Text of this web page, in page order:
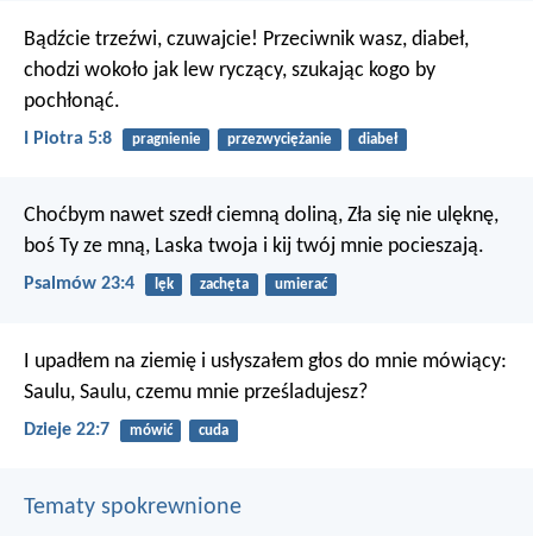
Bądźcie trzeźwi, czuwajcie! Przeciwnik wasz, diabeł,
chodzi wokoło jak lew ryczący, szukając kogo by
pochłonąć.
I Piotra 5:8 pragnienie przezwyciężanie diabeł
Choćbym nawet szedł ciemną doliną, Zła się nie ulęknę,
boś Ty ze mną, Laska twoja i kij twój mnie pocieszają.
Psalmów 23:4 lęk zachęta umierać
I upadłem na ziemię i usłyszałem głos do mnie mówiący:
Saulu, Saulu, czemu mnie prześladujesz?
Dzieje 22:7 mówić cuda
Tematy spokrewnione